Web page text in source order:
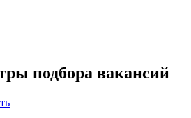
подбора вакансий